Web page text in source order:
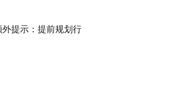
提示：提前规划行